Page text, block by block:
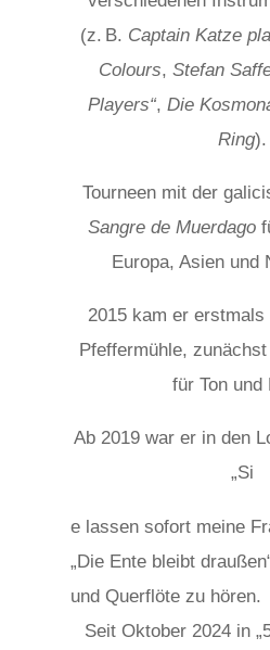
(z. B. Captain Katze
Colours, Stefan
Players“, Die
Ring).
Tourneen mit der
Sangre de Muerdago
Europa, Asien und
2015 kam er
Pfeffermühle,
für Ton und
Ab 2019 war er in den
„Si
osteopathe-nyon-
e lassen sofort meine
„Die Ente bleibt
und Querflöte zu hören.
Seit Oktober 2024 in